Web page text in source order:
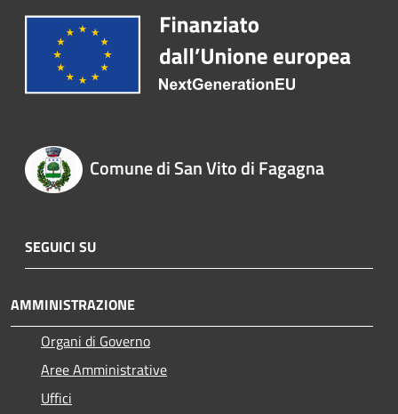
Comune di San Vito di Fagagna
SEGUICI SU
AMMINISTRAZIONE
Organi di Governo
Aree Amministrative
Uffici